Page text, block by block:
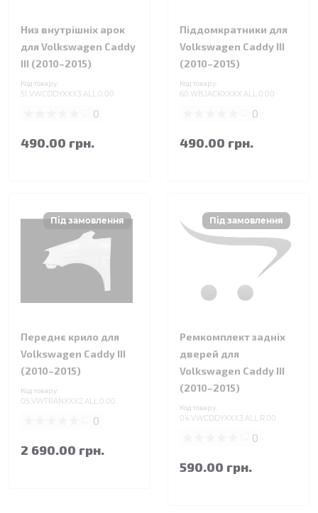
Низ внутрішніх арок
для Volkswagen Caddy
III (2010–2015)
Код товару:
51.VWCDDYXXX3.ALL.0.00
0
490.00 грн.
Піддомкратники для
Volkswagen Caddy III
(2010–2015)
Код товару:
60.WBJACKXXXX.ALL.0.00
0
490.00 грн.
Переднє крило для
Volkswagen Caddy III
(2010–2015)
Код товару:
05.VWTRANXXX2.ALL.0.00
0
2 690.00 грн.
Ремкомплект задніх
дверей для
Volkswagen Caddy III
(2010–2015)
Код товару:
04.VWCDDYXXX3.ALL.R.00
0
590.00 грн.